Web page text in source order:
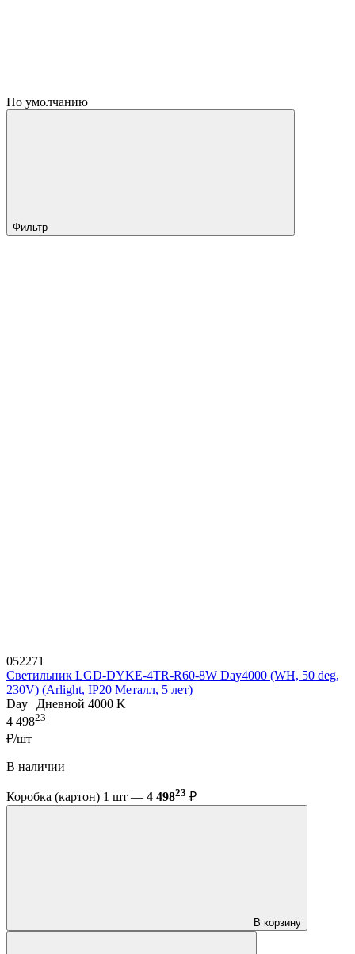
По умолчанию
Фильтр
052271
Светильник LGD-DYKE-4TR-R60-8W Day4000 (WH, 50 deg,
230V) (Arlight, IP20 Металл, 5 лет)
Day | Дневной 4000 K
4 49823
₽/шт
В наличии
Коробка (картон) 1 шт — 4 49823 ₽
В корзину